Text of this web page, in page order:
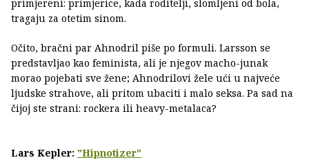
primjereni: primjerice, kada roditelji, slomljeni od bola,
tragaju za otetim sinom.
Očito, bračni par Ahnodril piše po formuli. Larsson se
predstavljao kao feminista, ali je njegov macho-junak
morao pojebati sve žene; Ahnodrilovi žele ući u najveće
ljudske strahove, ali pritom ubaciti i malo seksa. Pa sad na
čijoj ste strani: rockera ili heavy-metalaca?
Lars Kepler: "Hipnotizer"